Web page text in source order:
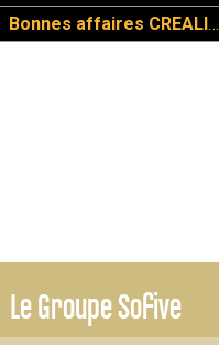
Bonnes affaires CREALIGNE
LeGroupe Sofive